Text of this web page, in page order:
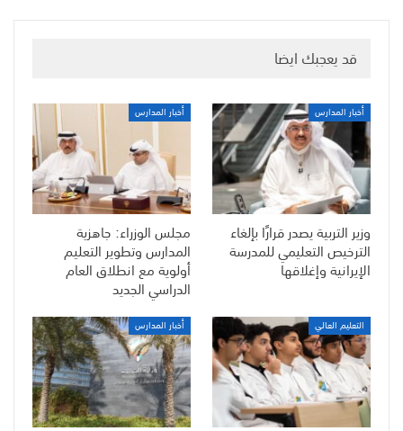
قد يعجبك ايضا
أخبار المدارس
وزير التربية يصدر قرارًا بإلغاء
الترخيص التعليمي للمدرسة
الإيرانية وإغلاقها
أخبار المدارس
مجلس الوزراء: جاهزية
المدارس وتطوير التعليم
أولوية مع انطلاق العام
الدراسي الجديد
التعليم العالي أخبار المدارس